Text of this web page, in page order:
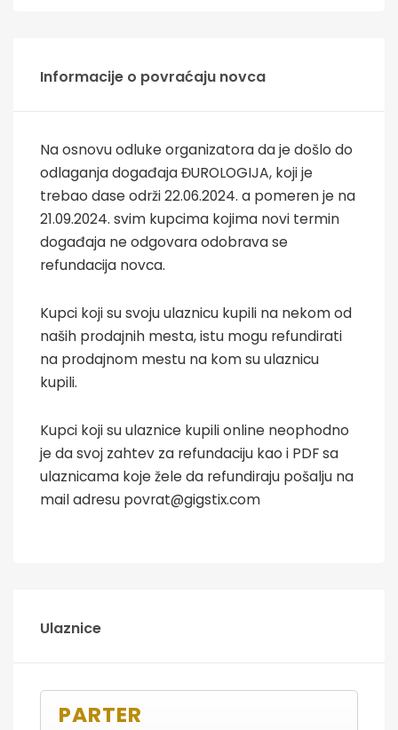
Informacije o povraćaju novca
Na osnovu odluke organizatora da je došlo do
odlaganja događaja ĐUROLOGIJA, koji je
trebao dase održi 22.06.2024. a pomeren je na
21.09.2024. svim kupcima kojima novi termin
događaja ne odgovara odobrava se
refundacija novca.
Kupci koji su svoju ulaznicu kupili na nekom od
naših prodajnih mesta, istu mogu refundirati
na prodajnom mestu na kom su ulaznicu
kupili.
Kupci koji su ulaznice kupili online neophodno
je da svoj zahtev za refundaciju kao i PDF sa
ulaznicama koje žele da refundiraju pošalju na
mail adresu povrat@gigstix.com
Ulaznice
PARTER